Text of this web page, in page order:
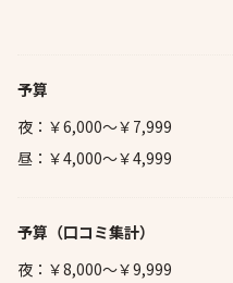
予算
夜：￥6,000～￥7,999
昼：￥4,000～￥4,999
予算 （口コミ集計）
夜：￥8,000～￥9,999